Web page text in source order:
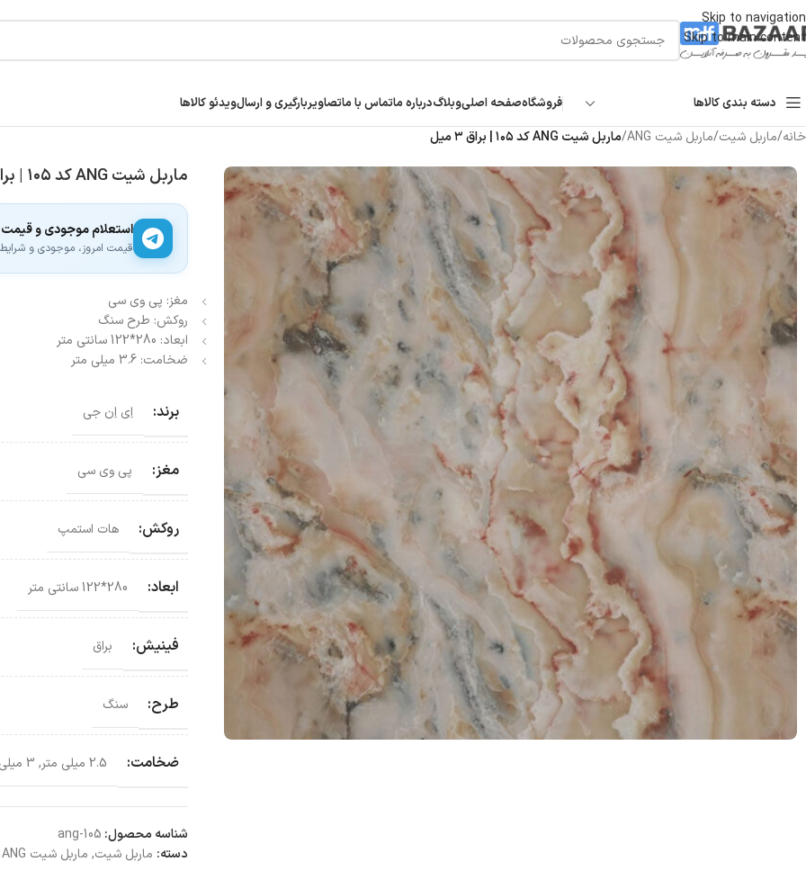
Skip to navigation
Skip to main content
دسته بندی کالاها فروشگاهصفحه اصلیوبلاگدرباره ماتماس با ماتصاویربارگیری و ارسالویدئو کالاها
خانه/ماربل شیت/ماربل شیت ANG /ماربل شیت ANG کد ۱۰۵ | براق ۳ میل
ماربل شیت ANG کد ۱۰۵ | براق ۳ میل
استعلام موجودی و قیمت
قیمت امروز، موجودی و شرایط
مغز: پی وی سی
روکش: طرح سنگ
ابعاد: 280*122 سانتی متر
ضخامت: 3.6 میلی متر
برند: اِی اِن جی
مغز: پی وی سی
روکش: هات استمپ
ابعاد: 280*122 سانتی‌ متر
فینیش: براق
طرح: سنگ
ضخامت: 2.5 میلی متر , 3 میلی متر
شناسه محصول: ang-105
دسته: ماربل شیت, ماربل شیت ANG